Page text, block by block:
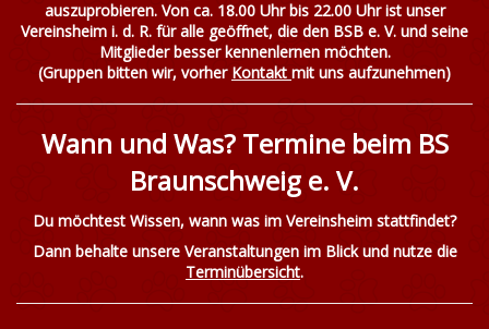
auszuprobieren. Von ca. 18.00 Uhr bis 22.00 Uhr ist unser
Vereinsheim i. d. R. für alle geöffnet, die den BSB e. V. und seine
Mitglieder besser kennenlernen möchten.
(Gruppen bitten wir, vorher Kontakt mit uns aufzunehmen)
Wann und Was? Termine beim BS
Braunschweig e. V.
Du möchtest Wissen, wann was im Vereinsheim stattfindet?
Dann behalte unsere Veranstaltungen im Blick und nutze die
Terminübersicht.